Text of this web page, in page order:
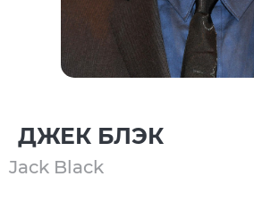
ДЖЕК БЛЭК
Jack Black